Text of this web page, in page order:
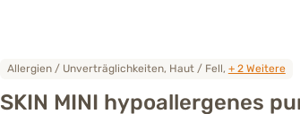
Allergien / Unverträglichkeiten, Haut / Fell, + 2 Weitere
SKIN MINI hypoallergenes